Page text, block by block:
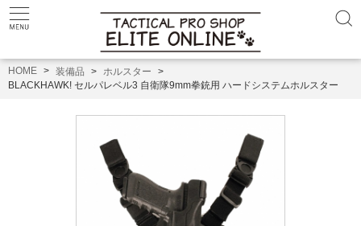
HOME 装備品
ホルスター
BLACKHAWK! セルパレベル3 自衛隊9mm拳銃用 ハードシステムホルスター